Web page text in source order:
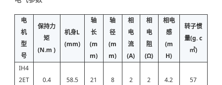
电
机
型
号
保持力
矩
(N.m )
机身L
(mm)
轴
长
(m
m)
轴
径
(m
m)
相
电
流
(A)
相
电
阻
(Ω)
相电
感
(m
H)
转子惯
量(g. c
㎡)
IH4
2ET
0.4 58.5 21 8 2 2 4.2 57